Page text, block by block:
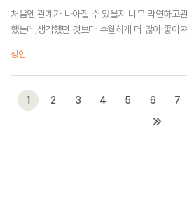
처음엔 관계가 나아질 수 있을지 너무 막연하고
했는데,생각했던 것보다 수월하게 더 많이 좋아
서 계셔서 감사했습...
성인
1 2 3 4 5 6 7